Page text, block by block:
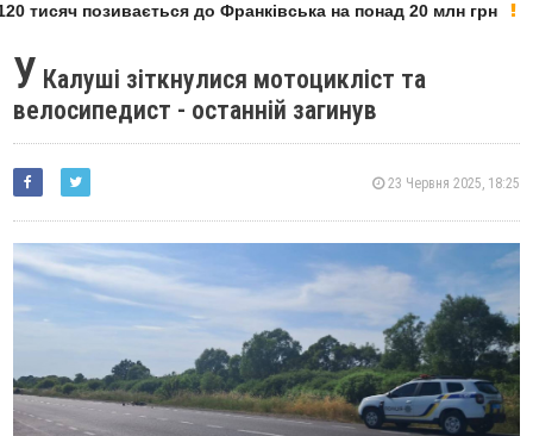
тисяч позивається до Франківська на понад 20 млн грн
У Калуші зіткнулися мотоцикліст та
велосипедист - останній загинув
23 Червня 2025, 18:25